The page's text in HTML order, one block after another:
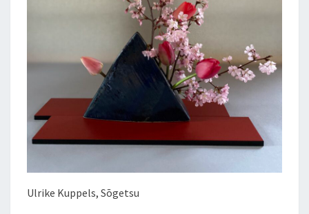
Ulrike Kuppels, Sōgetsu